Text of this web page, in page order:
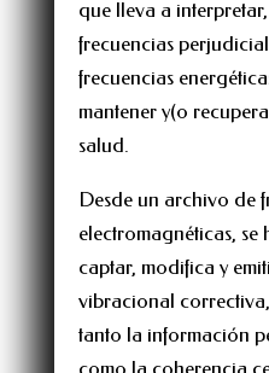
que lleva a
frecuencias
frecuencias
mantener y(o
salud.
Desde un archivo de
electromagnéticas,
captar, modifica y
vibracional
tanto la información
como la coherencia